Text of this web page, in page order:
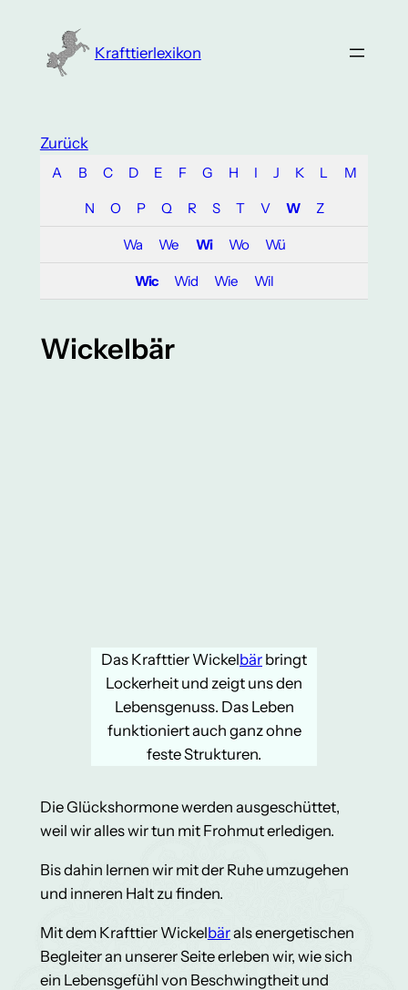
springen
Krafttierlexikon
Zurück
A B C D E F G H I J K L M
N O P Q R S T V W Z
Wa We Wi Wo Wü
Wic Wid Wie Wil
Wickelbär
Das Krafttier Wickelbär bringt
Lockerheit und zeigt uns den
Lebensgenuss. Das Leben
funktioniert auch ganz ohne
feste Strukturen.
Die Glückshormone werden ausgeschüttet,
weil wir alles wir tun mit Frohmut erledigen.
Bis dahin lernen wir mit der Ruhe umzugehen
und inneren Halt zu finden.
Mit dem Krafttier Wickelbärals energetischen
Begleiter an unserer Seite erleben wir, wie sich
ein Lebensgefühl von Beschwingtheit und